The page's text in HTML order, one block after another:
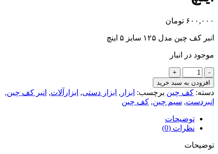
۶۰۰,۰۰۰ تومان
انبر کف چین مدل ۱۲۵ سایز ۵ اینچ
موجود در انبار
انبر
کف
چین
مدل
سایز
۵
عدد
افزودن به سبد خرید
دسته: کف چین برچسب: ابزار , ابزار دستی, ابزارآلات, انبر کف چین,
انبردست, سیم چین, کف چین
توضیحات
نظرات (0)
توضیحات